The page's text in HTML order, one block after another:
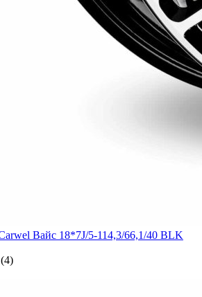
Вайс 18*7J/5-114,3/66,1/40 BLK